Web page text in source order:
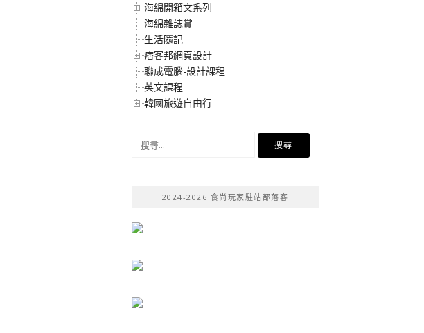
海綿開箱文系列
海綿雜誌賞
生活隨記
痞客邦網頁設計
聯成電腦-設計課程
英文課程
韓國旅遊自由行
2024-2026 食尚玩家駐站部落客